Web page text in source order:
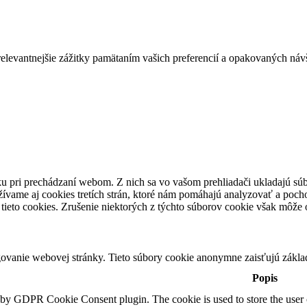
zážitky pamätaním vašich preferencií a opakovaných
pri prechádzaní webom. Z nich sa vo vašom prehliadači ukladajú
aj cookies tretích strán, ktoré nám pomáhajú analyzovať a
cookies. Zrušenie niektorých z týchto súborov cookie však
webovej stránky. Tieto súbory cookie anonymne zaisťujú
Popis
GDPR Cookie Consent plugin. The cookie is used to store the